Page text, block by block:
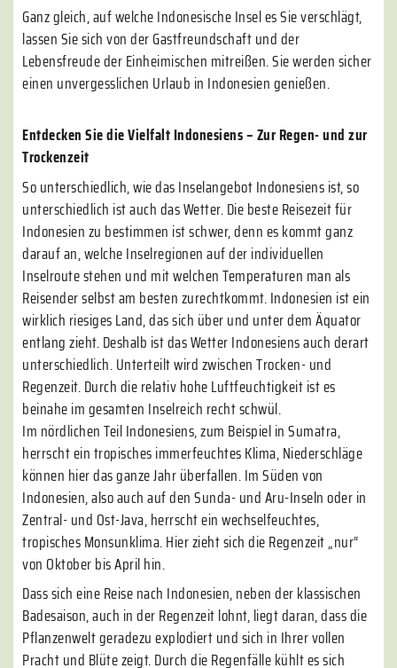
Ganz gleich, auf welche Indonesische Insel es Sie verschlägt,
lassen Sie sich von der Gastfreundschaft und der
Lebensfreude der Einheimischen mitreißen. Sie werden sicher
einen unvergesslichen Urlaub in Indonesien genießen.
Entdecken Sie die Vielfalt Indonesiens – Zur Regen- und zur
Trockenzeit
So unterschiedlich, wie das Inselangebot Indonesiens ist, so
unterschiedlich ist auch das Wetter. Die beste Reisezeit für
Indonesien zu bestimmen ist schwer, denn es kommt ganz
darauf an, welche Inselregionen auf der individuellen
Inselroute stehen und mit welchen Temperaturen man als
Reisender selbst am besten zurechtkommt. Indonesien ist ein
wirklich riesiges Land, das sich über und unter dem Äquator
entlang zieht. Deshalb ist das Wetter Indonesiens auch derart
unterschiedlich. Unterteilt wird zwischen Trocken- und
Regenzeit. Durch die relativ hohe Luftfeuchtigkeit ist es
beinahe im gesamten Inselreich recht schwül.
Im nördlichen Teil Indonesiens, zum Beispiel in Sumatra,
herrscht ein tropisches immerfeuchtes Klima, Niederschläge
können hier das ganze Jahr überfallen. Im Süden von
Indonesien, also auch auf den Sunda- und Aru-Inseln oder in
Zentral- und Ost-Java, herrscht ein wechselfeuchtes,
tropisches Monsunklima. Hier zieht sich die Regenzeit „nur“
von Oktober bis April hin.
Dass sich eine Reise nach Indonesien, neben der klassischen
Badesaison, auch in der Regenzeit lohnt, liegt daran, dass die
Pflanzenwelt geradezu explodiert und sich in Ihrer vollen
Pracht und Blüte zeigt. Durch die Regenfälle kühlt es sich